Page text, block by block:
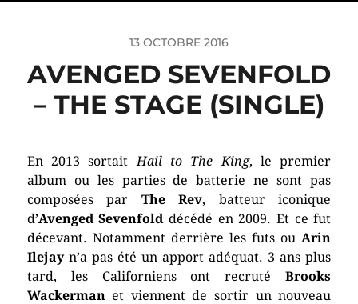
13 OCTOBRE 2016
AVENGED SEVENFOLD
– THE STAGE (SINGLE)
En 2013 sortaitHail to The King, le premier
album ou les parties de batterie ne sont pas
composées par The Rev, batteur iconique
d’Avenged Sevenfolddécédé en 2009. Et ce fut
décevant. Notamment derrière les futs ouArin
Ilejayn’a pas été un apport adéquat. 3 ans plus
tard, les Californiens ont recrutéBrooks
Wackermanet viennent de sortir un nouveau